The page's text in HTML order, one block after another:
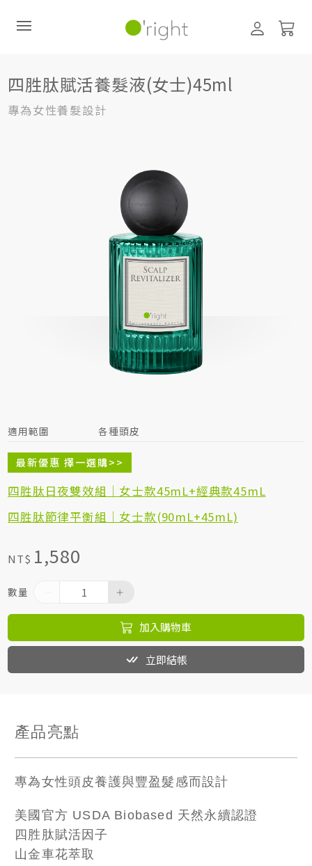
頭皮護理 (養髮液、噴霧)
四胜肽賦活養髮液(女士)45ml
四胜肽賦活養髮液(女士)45ml
專為女性養髮設計
適用範圍 各種頭皮
最新優惠 擇一選購>>
四胜肽日夜雙效組｜女士款45mL+經典款45mL
四胜肽節律平衡組｜女士款(90mL+45mL)
NT$ 1,580
數量
加入購物車
立即結帳
產品亮點
專為女性頭皮養護與豐盈髮感而設計
美國官方 USDA Biobased 天然永續認證
四胜肽賦活因子
山金車花萃取